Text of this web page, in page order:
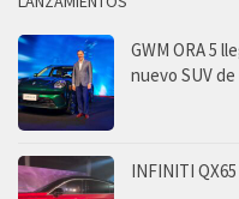
GWM ORA 5
nuevo SUV de
INFINITI